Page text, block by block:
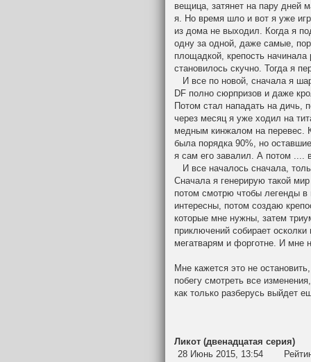
вещица, затянет на пару дней
я. Но время шло и вот я уже
из дома не выходил. Когда я
одну за одной, даже самые,
площадкой, крепость
становилось скучно. Тогда я
И все по новой, сначала я
DF полно сюрпризов и даже
Потом стал нападать на дичь,
через месяц я уже ходил на
медным кинжалом на перевес.
была порядка 90%, но
я сам его завалил. А потом ....
И все началось сначала,
Сначала я генерирую такой
потом смотрю чтобы легенды
интересны, потом создаю
которые мне нужны, затем
приключений собирает
мегатварям и форготне. И мне
Мне кажется это не
побегу смотреть все
как только разберусь выйдет
Ликот (двенадцатая серия)
28 Июнь 2015, 13:54